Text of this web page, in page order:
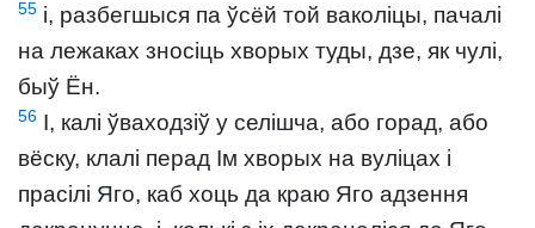
55 і, разбегшыся па ўсёй той ваколіцы, пачалі
на лежаках зносіць хворых туды, дзе, як чулі,
быў Ён.
56 І, калі ўваходзіў у селішча, або горад, або
вёску, клалі перад Ім хворых на вуліцах і
прасілі Яго, каб хоць да краю Яго адзення